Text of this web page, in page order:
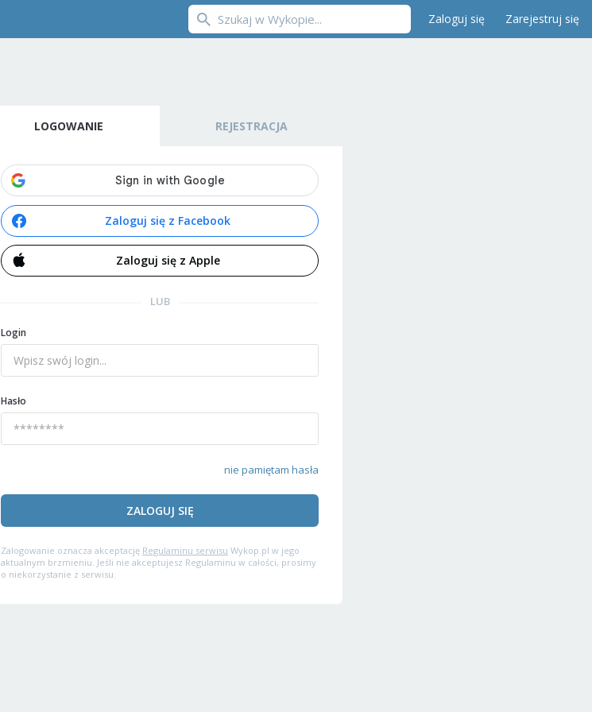
Zaloguj się Zarejestruj się
LOGOWANIE REJESTRACJA
Zaloguj się z Facebook
Zaloguj się z Apple
LUB
Login
Hasło
nie pamiętam hasła
ZALOGUJ SIĘ
Zalogowanie oznacza akceptację Regulaminu serwisu Wykop.pl w jego
aktualnym brzmieniu. Jeśli nie akceptujesz Regulaminu w całości, prosimy
o niekorzystanie z serwisu.